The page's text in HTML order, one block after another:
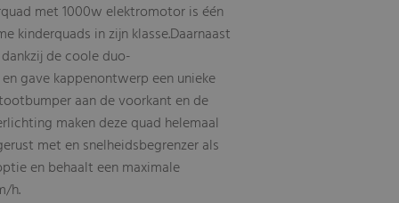
met 1000w elektromotor is één
kinderquads in zijn klasse.Daarnaast
de coole duo-
gave kappenontwerp een unieke
aan de voorkant en de
maken deze quad helemaal
met en snelheidsbegrenzer als
en behaalt een maximale
h.